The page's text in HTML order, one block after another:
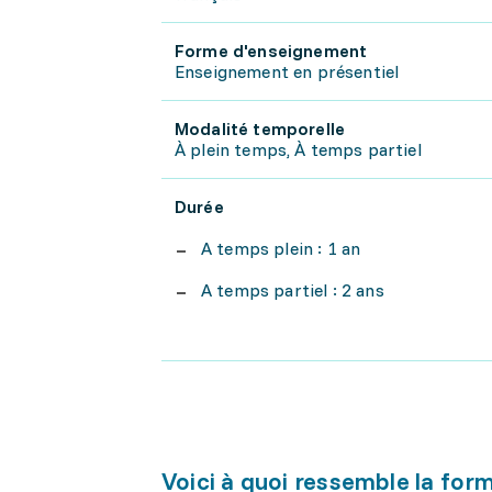
Forme d'enseignement
Enseignement en présentiel
Modalité temporelle
À plein temps, À temps partiel
Durée
A temps plein : 1 an
A temps partiel : 2 ans
Voici à quoi ressemble la